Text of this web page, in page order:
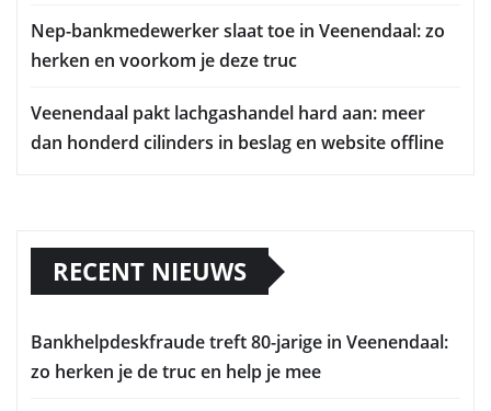
Nep-bankmedewerker slaat toe in Veenendaal: zo
herken en voorkom je deze truc
Veenendaal pakt lachgashandel hard aan: meer
dan honderd cilinders in beslag en website offline
RECENT NIEUWS
Bankhelpdeskfraude treft 80-jarige in Veenendaal:
zo herken je de truc en help je mee